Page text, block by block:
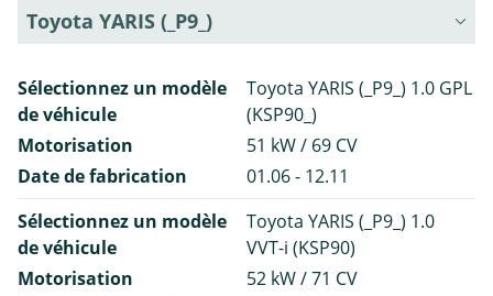
Toyota YARIS (_P9_)
Sélectionnez un modèle
de véhicule
Toyota YARIS (_P9_) 1.0 GPL
(KSP90_)
Motorisation
51 kW / 69 CV
Date de fabrication
01.06 - 12.11
Sélectionnez un modèle
de véhicule
Toyota YARIS (_P9_) 1.0
VVT-i (KSP90)
Motorisation
52 kW / 71 CV